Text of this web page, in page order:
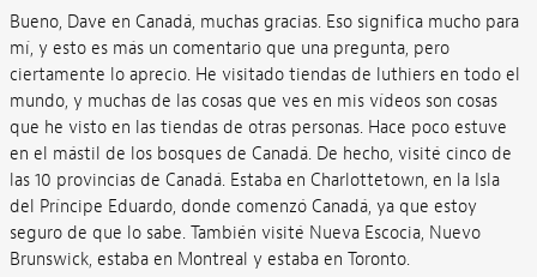
Bueno, Dave en Canadá, muchas gracias. Eso significa mucho para
mí, y esto es más un comentario que una pregunta, pero
ciertamente lo aprecio. He visitado tiendas de luthiers en todo el
mundo, y muchas de las cosas que ves en mis vídeos son cosas
que he visto en las tiendas de otras personas. Hace poco estuve
en el mástil de los bosques de Canadá. De hecho, visité cinco de
las 10 provincias de Canadá. Estaba en Charlottetown, en la Isla
del Príncipe Eduardo, donde comenzó Canadá, ya que estoy
seguro de que lo sabe. También visité Nueva Escocia, Nuevo
Brunswick, estaba en Montreal y estaba en Toronto.